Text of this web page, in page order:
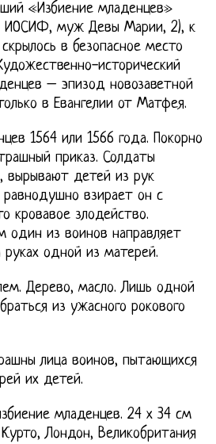
«Избиение младенцев»
ИОСИФ, муж Девы Марии, 2), к
в безопасное место
исторический
– эпизод новозаветной
в Евангелии от Матфея.
1564 или 1566 года. Покорно
приказ. Солдаты
вырывают детей из рук
взирает он с
кровавое злодейство.
один из воинов направляет
одной из матерей.
Дерево, масло. Лишь одной
из ужасного рокового
лица воинов, пытающихся
их детей.
младенцев. 24 х 34 см
Лондон, Великобритания